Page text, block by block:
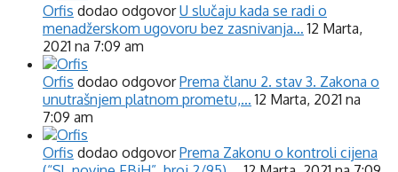
Orfis dodao odgovorU slučaju kada se radi o
menadžerskom ugovoru bez zasnivanja… 12 Marta,
2021 na 7:09 am
Orfis dodao odgovorPrema članu 2. stav 3. Zakona o
unutrašnjem platnom prometu,… 12 Marta, 2021 na
7:09 am
Orfis dodao odgovorPrema Zakonu o kontroli cijena